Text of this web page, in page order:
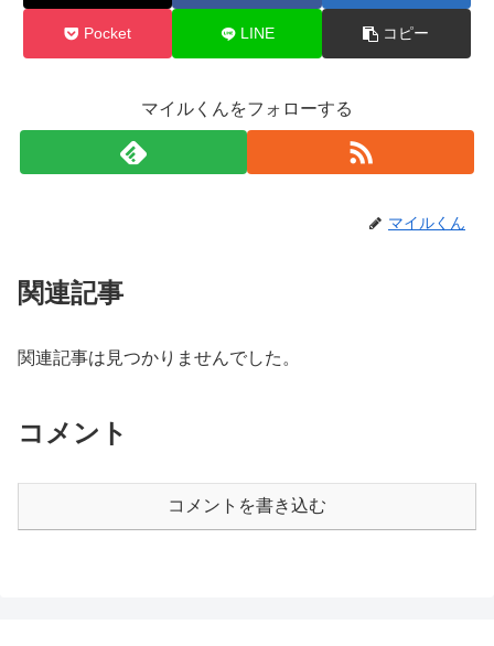
Pocket LINE コピー
マイルくんをフォローする
マイルくん
関連記事
関連記事は見つかりませんでした。
コメント
コメントを書き込む